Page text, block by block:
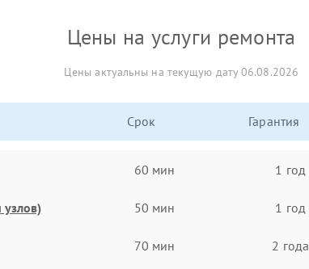
Цены на услуги ремонта
Цены актуальны на текущую дату 06.08.2026
Срок Гарантия
60 мин 1 год
50 мин 1 год
70 мин 2 года